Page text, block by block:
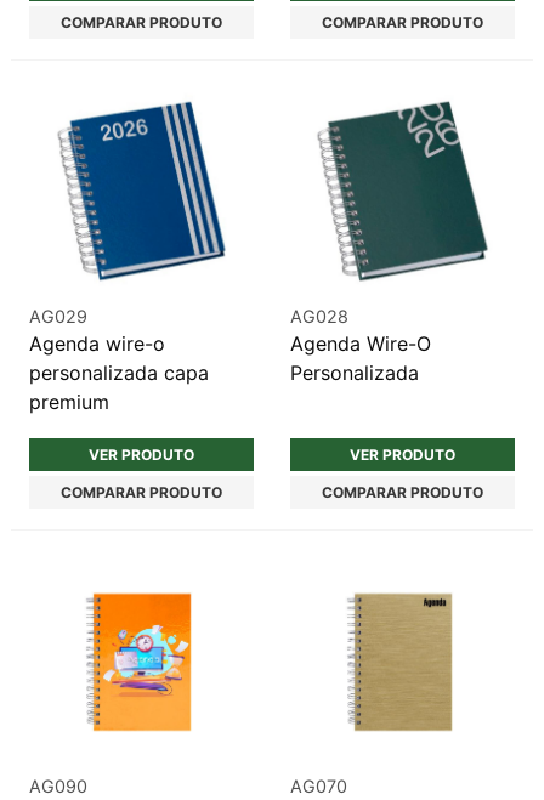
COMPARAR PRODUTO COMPARAR PRODUTO
AG029
Agenda wire-o
personalizada capa
premium
VER PRODUTO
COMPARAR PRODUTO
AG028
Agenda Wire-O
Personalizada
VER PRODUTO
COMPARAR PRODUTO
AG090 AG070